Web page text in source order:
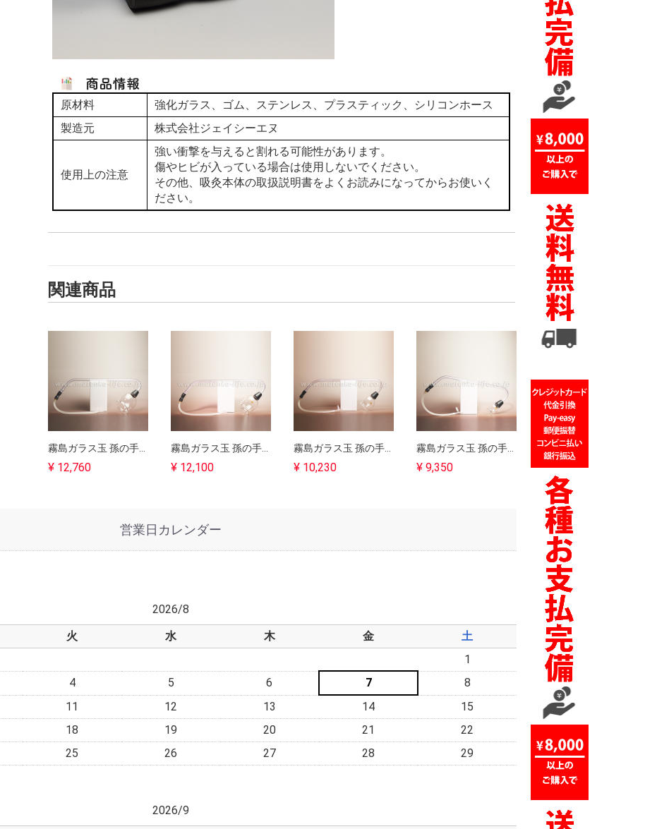
原材料
強化ガラス、ゴム、ステンレス、プラスティック、シリコンホース
製造元
株式会社ジェイシーエヌ
使用上の注意
強い衝撃を与えると割れる可能性があります。
傷やヒビが入っている場合は使用しないでください。
その他、吸灸本体の取扱説明書をよくお読みになってからお使いく
ださい。
関連商品
霧島ガラス玉 孫の手完成品 7号｜吸灸
¥ 12,760
霧島ガラス玉 孫の手完成品 6号｜吸灸
¥ 12,100
霧島ガラス玉 孫の手完成品 5号｜吸灸
¥ 10,230
霧島ガラス玉 孫の手完成品 3号｜吸灸
¥ 9,350
営業日カレンダー
2026/8
火 水 木 金
土
1
4 5 6 7
8
11 12 13 14
15
18 19 20 21
22
25 26 27 28
29
2026/9